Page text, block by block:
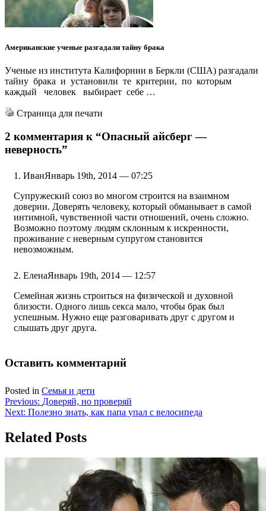
Американские ученые разгадали тайну брака
Ученые из института Калифорнии в Беркли (США) разгадали
тайну брака и установили те критерии, по которым
каждый человек выбирает себе …
Страница для печати
2 комментария к “Опасный айсберг —
неверность”
ИванЯнварь 19th, 2014 — 07:25
Супружеский союз во многом строится на взаимном
доверии. Доверять человеку, который обманывает в самой
интимной, чувственной части отношений, очень сложно.
Возможно поэтому людям склонным к искренности,
проживание с неверным супругом становится
невозможным.
ЕленаЯнварь 19th, 2014 — 12:57
Семейная жизнь строиться на физической и духовной
близости. Одного лишь секса мало, чтобы брак был
успешным. Нужно еще разговаривать друг с другом и
слышать друг друга.
Оставить комментарий
Posted in Семья и дети
Навигация
по
записям
Previous: Доверяй, но проверяй
Next: Полезно знать, как папа упал с велосипеда
Related Posts